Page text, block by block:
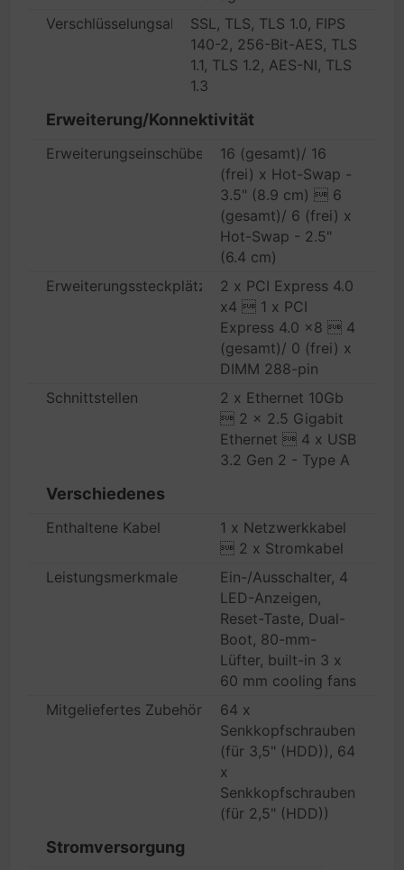
VerschlüsselungsalgorithmusSSL, TLS, TLS 1.0, FIPS
140-2, 256-Bit-AES, TLS
1.1, TLS 1.2, AES-NI, TLS
1.3
Erweiterung/Konnektivität
Erweiterungseinschübe
16 (gesamt)/ 16
(frei) x Hot-Swap -
3.5" (8.9 cm)  6
(gesamt)/ 6 (frei) x
Hot-Swap - 2.5"
(6.4 cm)
Erweiterungssteckplätze
2 x PCI Express 4.0
x4  1 x PCI
Express 4.0 x8  4
(gesamt)/ 0 (frei) x
DIMM 288-pin
Schnittstellen
2 x Ethernet 10Gb
 2 x 2.5 Gigabit
Ethernet  4 x USB
3.2 Gen 2 - Type A
Verschiedenes
Enthaltene Kabel
1 x Netzwerkkabel
 2 x Stromkabel
Leistungsmerkmale
Ein-/Ausschalter, 4
LED-Anzeigen,
Reset-Taste, Dual-
Boot, 80-mm-
Lüfter, built-in 3 x
60 mm cooling fans
Mitgeliefertes Zubehör
64 x
Senkkopfschrauben
(für 3,5" (HDD)), 64
x
Senkkopfschrauben
(für 2,5" (HDD))
Stromversorgung